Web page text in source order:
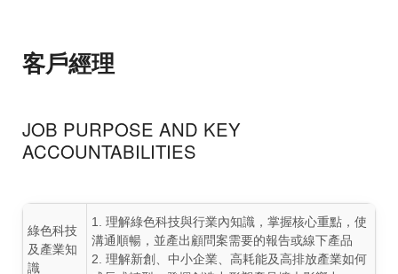
客戶經理
JOB PURPOSE AND KEY
ACCOUNTABILITIES
綠色科技
及產業知
識
1. 理解綠色科技與行業內知識，掌握核心重點，使
溝通順暢，並產出顧問案需要的報告或線下產品
2. 理解新創、中小企業、高耗能及高排放產業如何